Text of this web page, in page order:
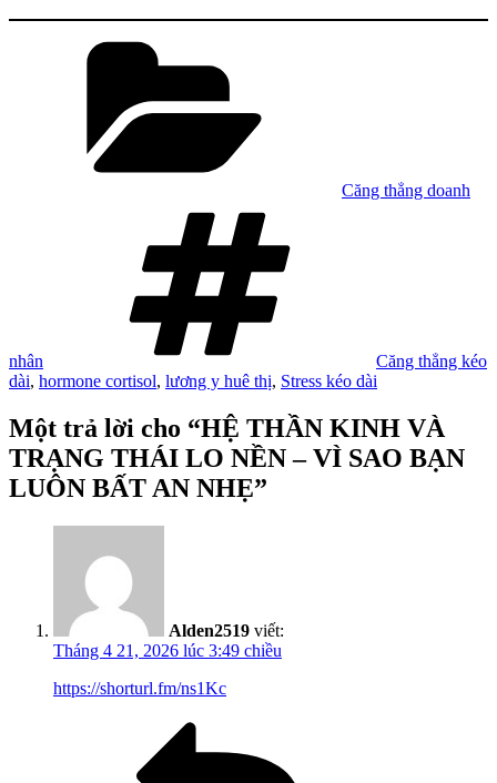
Căng thẳng doanh
nhân
Căng thẳng kéo
dài, hormone cortisol, lương y huê thị, Stress kéo dài
Một trả lời cho “HỆ THẦN KINH VÀ
TRẠNG THÁI LO NỀN – VÌ SAO BẠN
LUÔN BẤT AN NHẸ”
Alden2519 viết:
Tháng 4 21, 2026 lúc 3:49 chiều
https://shorturl.fm/ns1Kc